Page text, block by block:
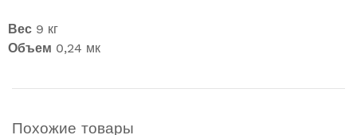
Вес 9 кг
Объем 0,24 мк
Похожие товары